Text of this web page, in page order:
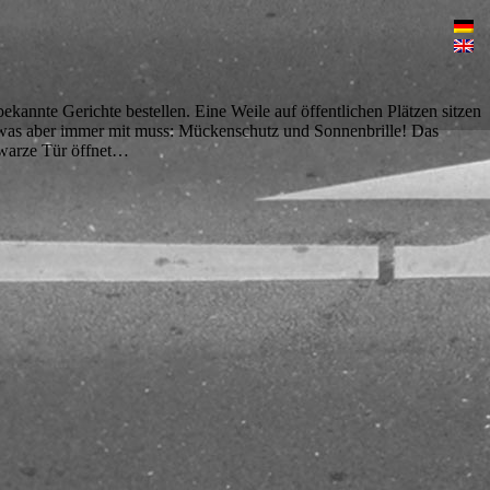
Gerichte bestellen. Eine Weile auf öffentlichen Plätzen sitzen
aber immer mit muss: Mückenschutz und Sonnenbrille! Das
Tür öffnet…